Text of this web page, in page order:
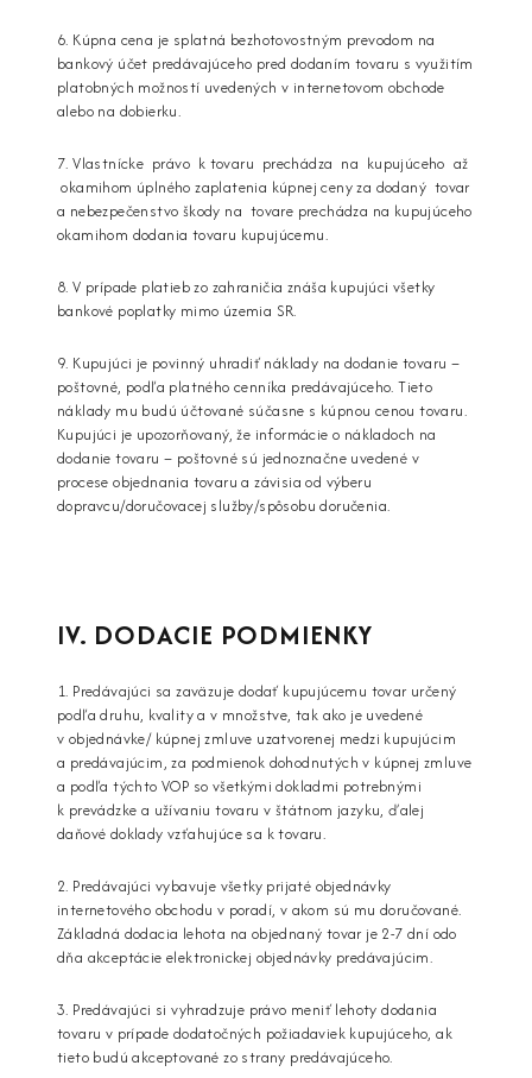
6. Kúpna cena je splatná bezhotovostným prevodom na
bankový účet predávajúceho pred dodaním tovaru s využitím
platobných možností uvedených v internetovom obchode
alebo na dobierku.
7. Vlastnícke právo k tovaru prechádza na kupujúceho až
okamihom úplného zaplatenia kúpnej ceny za dodaný tovar
a nebezpečenstvo škody na tovare prechádza na kupujúceho
okamihom dodania tovaru kupujúcemu.
8. V prípade platieb zo zahraničia znáša kupujúci všetky
bankové poplatky mimo územia SR.
9. Kupujúci je povinný uhradiť náklady na dodanie tovaru –
poštovné, podľa platného cenníka predávajúceho. Tieto
náklady mu budú účtované súčasne s kúpnou cenou tovaru.
Kupujúci je upozorňovaný, že informácie o nákladoch na
dodanie tovaru – poštovné sú jednoznačne uvedené v
procese objednania tovaru a závisia od výberu
dopravcu/doručovacej služby/spôsobu doručenia.
IV. DODACIE PODMIENKY
1. Predávajúci sa zaväzuje dodať kupujúcemu tovar určený
podľa druhu, kvality a v množstve, tak ako je uvedené
v objednávke/ kúpnej zmluve uzatvorenej medzi kupujúcim
a predávajúcim, za podmienok dohodnutých v kúpnej zmluve
a podľa týchto VOP so všetkými dokladmi potrebnými
k prevádzke a užívaniu tovaru v štátnom jazyku, ďalej
daňové doklady vzťahujúce sa k tovaru.
2. Predávajúci vybavuje všetky prijaté objednávky
internetového obchodu v poradí, v akom sú mu doručované.
Základná dodacia lehota na objednaný tovar je 2-7 dní odo
dňa akceptácie elektronickej objednávky predávajúcim.
3. Predávajúci si vyhradzuje právo meniť lehoty dodania
tovaru v prípade dodatočných požiadaviek kupujúceho, ak
tieto budú akceptované zo strany predávajúceho.